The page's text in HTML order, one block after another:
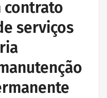
contrato
serviços